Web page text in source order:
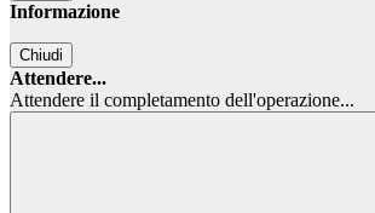
Informazione
Chiudi
Attendere...
Attendere il completamento dell'operazione...